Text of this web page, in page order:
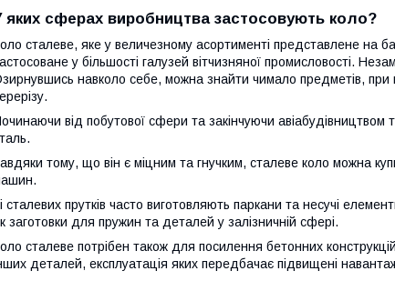
яких сферах виробництва застосовують коло?
сталеве, яке у величезному асортименті представлене на
у більшості галузей вітчизняної промисловості.
навколо себе, можна знайти чимало предметів, при
від побутової сфери та закінчуючи авіабудівництвом
тому, що він є міцним та гнучким, сталеве коло можна
сталевих прутків часто виготовляють паркани та несучі
заготовки для пружин та деталей у залізничній сфері.
сталеве потрібен також для посилення бетонних
деталей, експлуатація яких передбачає підвищені